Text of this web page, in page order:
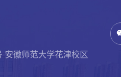
安徽师范大学花津校区